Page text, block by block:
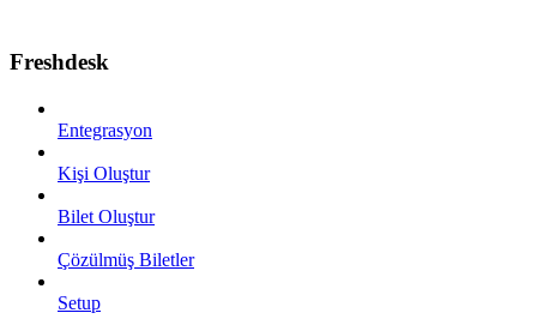
Freshdesk
Entegrasyon
Kişi Oluştur
Bilet Oluştur
Çözülmüş Biletler
Setup